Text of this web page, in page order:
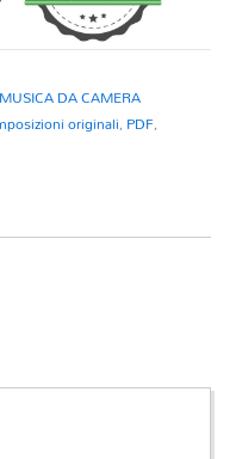
MUSICA DA CAMERA
originali, PDF,